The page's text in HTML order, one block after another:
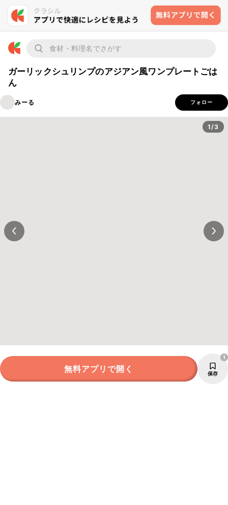
ガーリックシュリンプのアジアン風ワンプレートごは
ん
みーる フォロー
1/3
無料アプリで開く 保存
1